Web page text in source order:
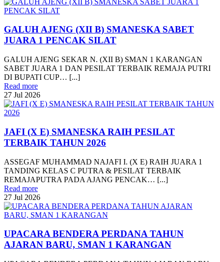
GALUH AJENG (XII B) SMANESKA SABET
JUARA 1 PENCAK SILAT
GALUH AJENG SEKAR N. (XII B) SMAN 1 KARANGAN
SABET JUARA 1 DAN PESILAT TERBAIK REMAJA PUTRI
DI BUPATI CUP… [...]
Read more
27 Jul 2026
JAFI (X E) SMANESKA RAIH PESILAT
TERBAIK TAHUN 2026
ASSEGAF MUHAMMAD NAJAFI I. (X E) RAIH JUARA 1
TANDING KELAS C PUTRA & PESILAT TERBAIK
REMAJAPUTRA PADA AJANG PENCAK… [...]
Read more
27 Jul 2026
UPACARA BENDERA PERDANA TAHUN
AJARAN BARU, SMAN 1 KARANGAN